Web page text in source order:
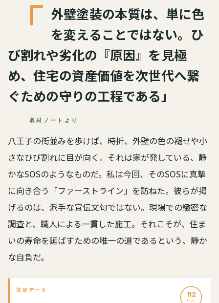
「 外壁塗装の本質は、単に色
を変えることではない。ひ
び割れや劣化の『原因』を見極
め、住宅の資産価値を次世代へ繋
ぐための守りの工程である」
取材ノートより
八王子の街並みを歩けば、時折、外壁の色の褪せや小
さなひび割れに目が向く。それは家が発している、静
かなSOSのようなものだ。私は今回、そのSOSに真摯
に向き合う「ファーストライン」を訪ねた。彼らが掲
げるのは、派手な宣伝文句ではない。現場での緻密な
調査と、職人による一貫した施工。それこそが、住ま
いの寿命を延ばすための唯一の道であるという、静か
な自負だ。
112
FILE
取材データ